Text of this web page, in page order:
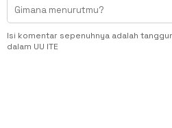
Isi komentar sepenuhnya adalah
dalam UU ITE